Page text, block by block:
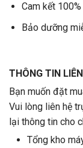
Cam kết
Bảo dưỡng
THÔNG TIN
Bạn muốn đặt
Vui lòng liên hệ
lại thông tin cho
Tổng kho